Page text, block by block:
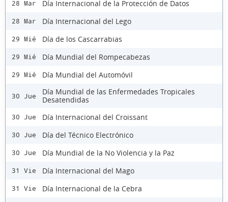
28 Mar Día Internacional de la Protección de Datos
28 Mar Día Internacional del Lego
29 Mié Día de los Cascarrabias
29 Mié Día Mundial del Rompecabezas
29 Mié Día Mundial del Automóvil
30 Jue
Día Mundial de las Enfermedades Tropicales
Desatendidas
30 Jue Día Internacional del Croissant
30 Jue Día del Técnico Electrónico
30 Jue Día Mundial de la No Violencia y la Paz
31 Vie Día Internacional del Mago
31 Vie Día Internacional de la Cebra